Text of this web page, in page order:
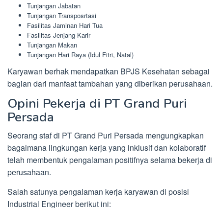
Tunjangan Jabatan
Tunjangan Transposrtasi
Fasilitas Jaminan Hari Tua
Fasilitas Jenjang Karir
Tunjangan Makan
Tunjangan Hari Raya (Idul Fitri, Natal)
Karyawan berhak mendapatkan BPJS Kesehatan sebagai
bagian dari manfaat tambahan yang diberikan perusahaan.
Opini Pekerja di PT Grand Puri
Persada
Seorang staf di PT Grand Puri Persada mengungkapkan
bagaimana lingkungan kerja yang inklusif dan kolaboratif
telah membentuk pengalaman positifnya selama bekerja di
perusahaan.
Salah satunya pengalaman kerja karyawan di posisi
Industrial Engineer berikut ini: